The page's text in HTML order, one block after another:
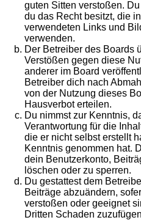
guten Sitten verstoßen.
du das Recht besitzt, die
verwendeten Links und
verwenden.
Der Betreiber des Boards
Verstößen gegen diese
anderer im Board
Betreiber dich nach
von der Nutzung dieses
Hausverbot erteilen.
Du nimmst zur Kenntnis,
Verantwortung für die
die er nicht selbst erstellt
Kenntnis genommen hat.
dein Benutzerkonto,
löschen oder zu sperren.
Du gestattest dem
Beiträge abzuändern,
verstoßen oder geeignet
Dritten Schaden